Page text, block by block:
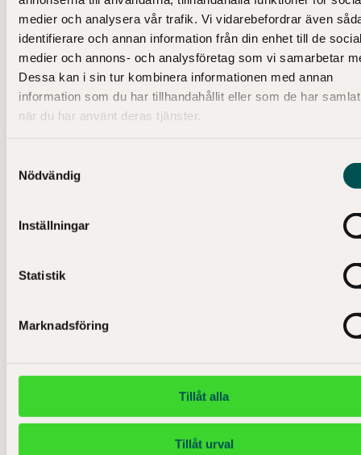
medier och analysera vår trafik. Vi vidarebefordrar även
identifierare och annan information från din enhet till de
medier och annons- och analysföretag som vi samarbetar
Dessa kan i sin tur kombinera informationen med annan
information som du har tillhandahållit eller som de har
när du har använt deras tjänster.
Nödvändig
Inställningar
Statistik
Marknadsföring
Tillåt alla
Tillåt urval
The Flowing Hair Silver Dollar från 1794 är det
första dollarmyntet som präglades i USA. Det unika
myntet är nu på visningsturné i Europa och under
två dagar finns det att se på Myntkabinettet i
Stockholm, den 29 februari och 1 mars.
Läs hela pressreleasen
2016-01-26
Nu startar vårens föreläsningsserie på Kungl.
Som vanligt ges inspirerande aspekter på
finns delningsekonomin, det kontantlösa samhället
Plåtmynt och pepparkakor
Jullovet på Myntkabinettet handlar om plåtmynt,